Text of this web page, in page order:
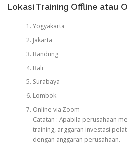
Lokasi Training Offline atau
Yogyakarta
Jakarta
Bandung
Bali
Surabaya
Lombok
Online via Zoom
Catatan : Apabila perusahaan
training, anggaran investasi
dengan anggaran perusahaan.